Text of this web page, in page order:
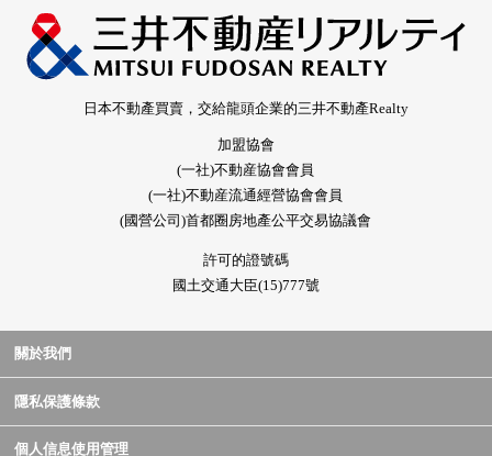
日本不動產買賣，交給龍頭企業的三井不動產Realty
加盟協會
(一社)不動産協會會員
(一社)不動産流通經營協會會員
(國營公司)首都圈房地產公平交易協議會
許可的證號碼
國土交通大臣(15)777號
關於我們
隱私保護條款
個人信息使用管理